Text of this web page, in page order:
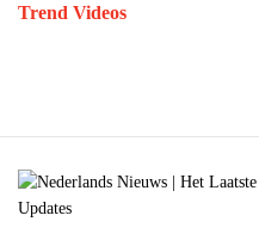
Trend Videos